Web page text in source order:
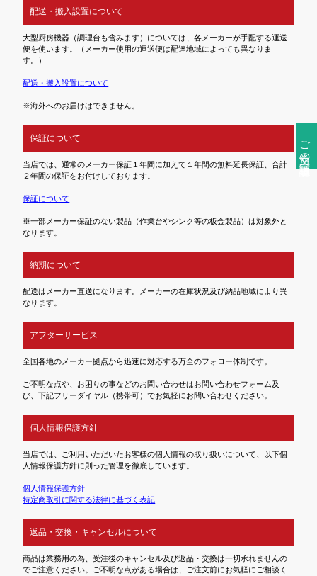
ご注文前の確認事項
配送・搬入設置について
大型厨房機器（調理台も含みます）については、各メーカーが手配する運送
便を使います。（メーカー使用の運送便は配達地域によっても異なりま
す。）
配送・搬入設置について
※海外へのお届けはできません。
保証について
当店では、通常のメーカー保証１年間に加えて１年間の無料延長保証、合計
２年間の保証をお付けしております。
保証について
※一部メーカー保証のない製品（作業台やシンク等の板金製品）は対象外と
なります。
納期について
配送はメーカー直送になります。メーカーの在庫状況及び納品地域により異
なります。
アフターサービス
全国各地のメーカー拠点から迅速に対応する万全のフォロー体制です。
ご不明な点や、お困りの事などのお問い合わせはお問い合わせフォーム及
び、下記フリーダイヤル（携帯可）でお気軽にお問い合わせください。
個人情報保護方針
当店では、ご利用いただいたお客様の個人情報の取り扱いについて、以下個
人情報保護方針に則った管理を徹底しています。
個人情報保護方針
特定商取引に関する法律に基づく表記
返品・交換・キャンセルについて
商品は業務用の為、受注後のキャンセル及び返品・交換は一切承れませんの
でご注意ください。ご不明な点がある場合は、ご注文前にお気軽にご相談く